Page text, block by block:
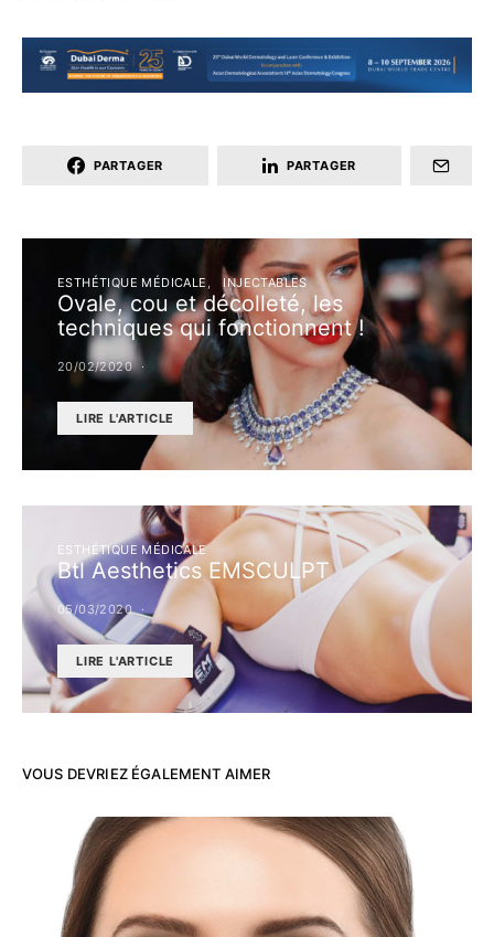
PARTAGER PARTAGER
ESTHÉTIQUE MÉDICALE INJECTABLES
Ovale, cou et décolleté, les
techniques qui fonctionnent !
20/02/2020
LIRE L'ARTICLE
ESTHÉTIQUE MÉDICALE
Btl Aesthetics EMSCULPT
05/03/2020
LIRE L'ARTICLE
VOUS DEVRIEZ ÉGALEMENT AIMER